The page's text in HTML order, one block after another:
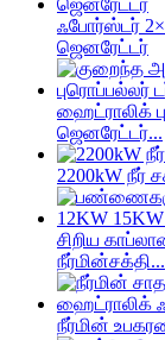
ஃபோர்ஸ்டர்
ஜெனரேட்டர்
ஹைட்ராலிக்
ஜெனரேட்டர்...
2200kW நீர்
சிறிய
நீர்மின்சக்தி...
நீர்மின்